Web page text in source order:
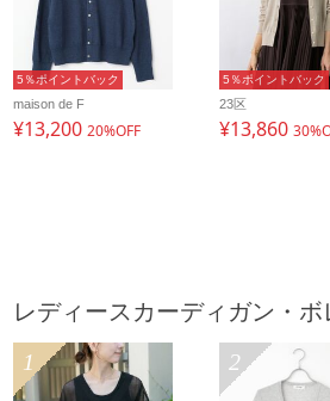
5％ポイントバック
maison de F
¥13,200 20%OFF
5％ポイントバック
23区
¥13,860
レディースカーディガン・
1
2